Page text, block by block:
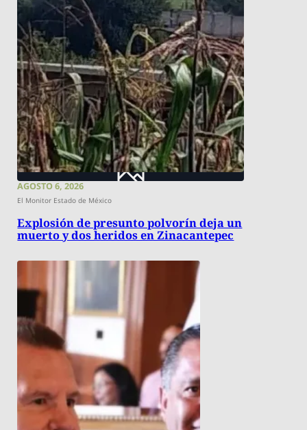
AGOSTO 6, 2026
El Monitor Estado de México
Explosión de presunto polvorín deja un
muerto y dos heridos en Zinacantepec